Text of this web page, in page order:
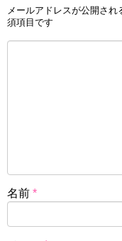
メールアドレスが公開され
須項目です
名前 *